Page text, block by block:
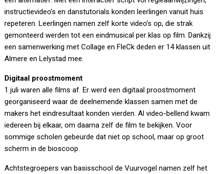
instructievideo’s en danstutorials konden leerlingen vanuit huis
repeteren. Leerlingen namen zelf korte video’s op, die strak
gemonteerd werden tot een eindmusical per klas op film. Dankzij
een samenwerking met Collage en FleCk deden er 14 klassen uit
Almere en Lelystad mee.
Digitaal proostmoment
1 juli waren alle films af. Er werd een digitaal proostmoment
georganiseerd waar de deelnemende klassen samen met de
makers het eindresultaat konden vierden. Al video-bellend kwam
iedereen bij elkaar, om daarna zelf de film te bekijken. Voor
sommige scholen gebeurde dat niet op school, maar op groot
scherm in de bioscoop.
Achtstegroepers van basisschool de Vuurvogel namen zelf het